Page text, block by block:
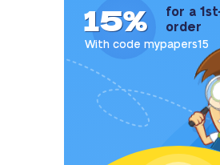
15%
for a
order
With code mypapers15